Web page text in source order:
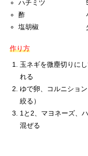
ハチミツ
酢 小
塩胡椒 少
作り方
玉ネギを微塵切りに
れる
ゆで卵、コルニショ
絞る）
1と2、マヨネーズ、
混ぜる